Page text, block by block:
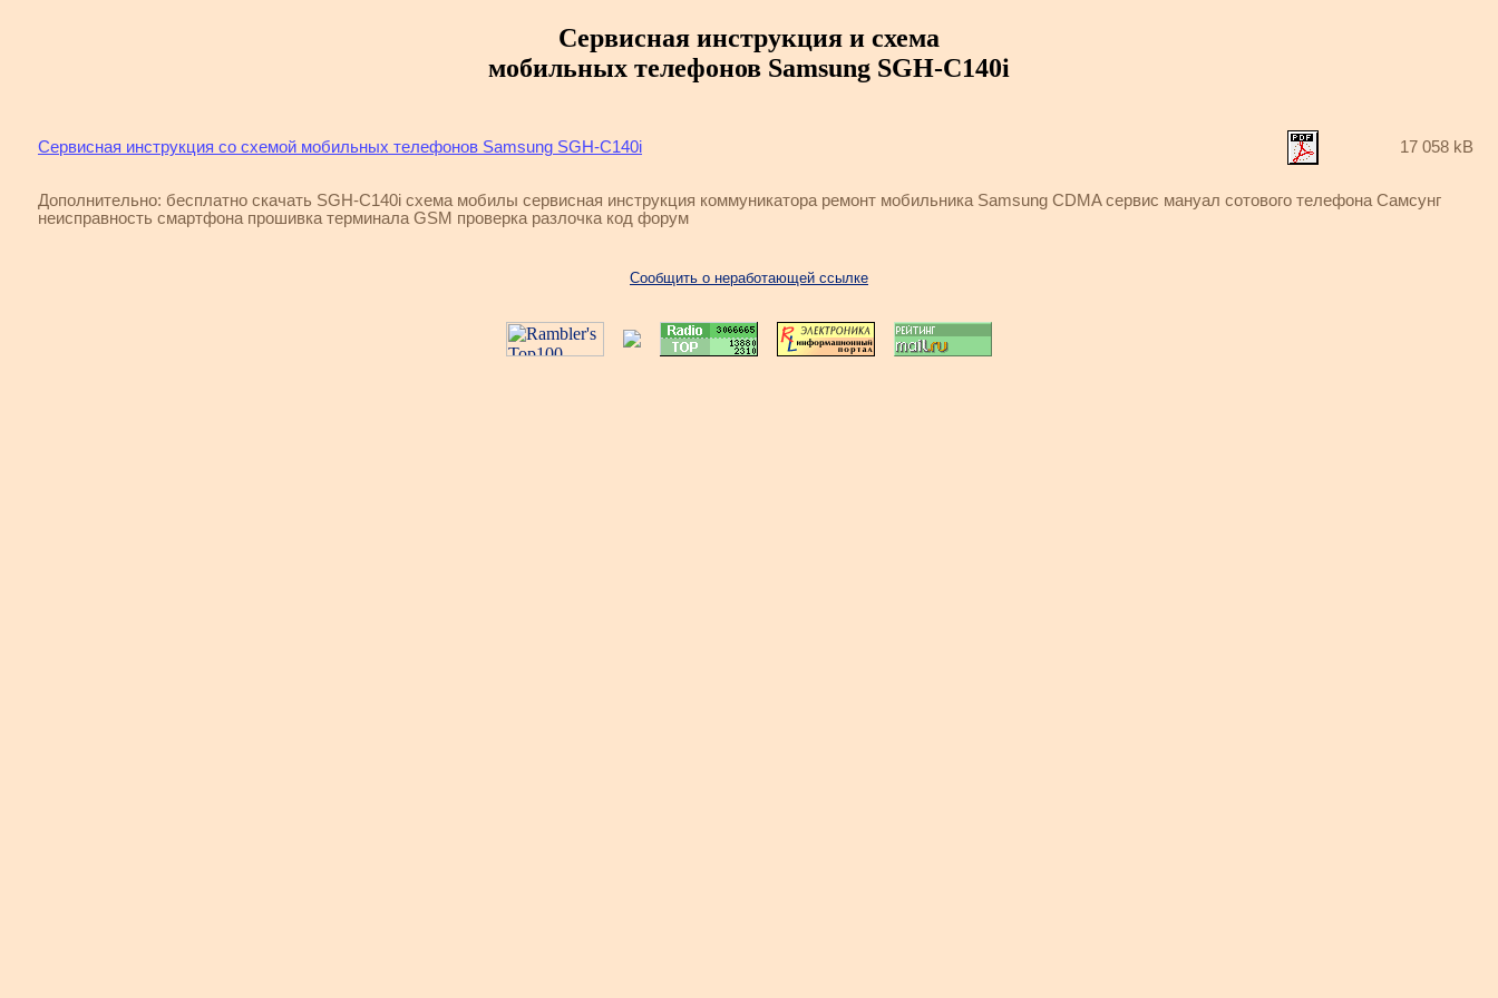
Сервисная инструкция и схема
мобильных телефонов Samsung SGH-C140i
Сервисная инструкция со схемой мобильных телефонов Samsung SGH-C140i 17 058 kB
Дополнительно: бесплатно скачать SGH-C140i схема мобилы сервисная инструкция коммуникатора ремонт мобильника Samsung CDMA сервис мануал сотового телефона Самсунг
неисправность смартфона прошивка терминала GSM проверка разлочка код форум
Сообщить о неработающей ссылке